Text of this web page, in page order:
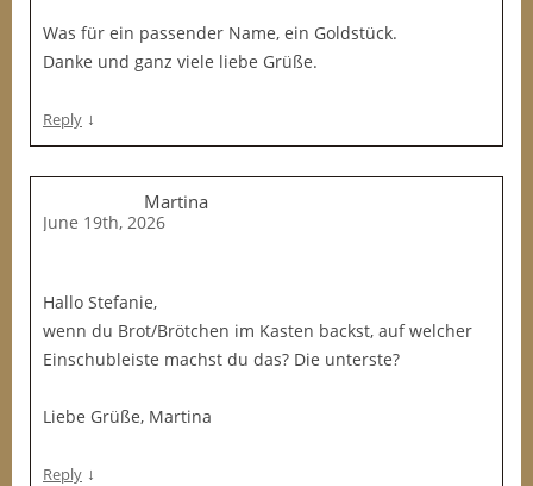
Was für ein passender Name, ein Goldstück.
Danke und ganz viele liebe Grüße.
Reply ↓
Martina
June 19th, 2026
Hallo Stefanie,
wenn du Brot/Brötchen im Kasten backst, auf welcher
Einschubleiste machst du das? Die unterste?
Liebe Grüße, Martina
Reply ↓